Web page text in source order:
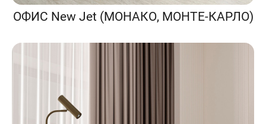
ОФИС New Jet (МОНАКО, МОНТЕ-КАРЛО)